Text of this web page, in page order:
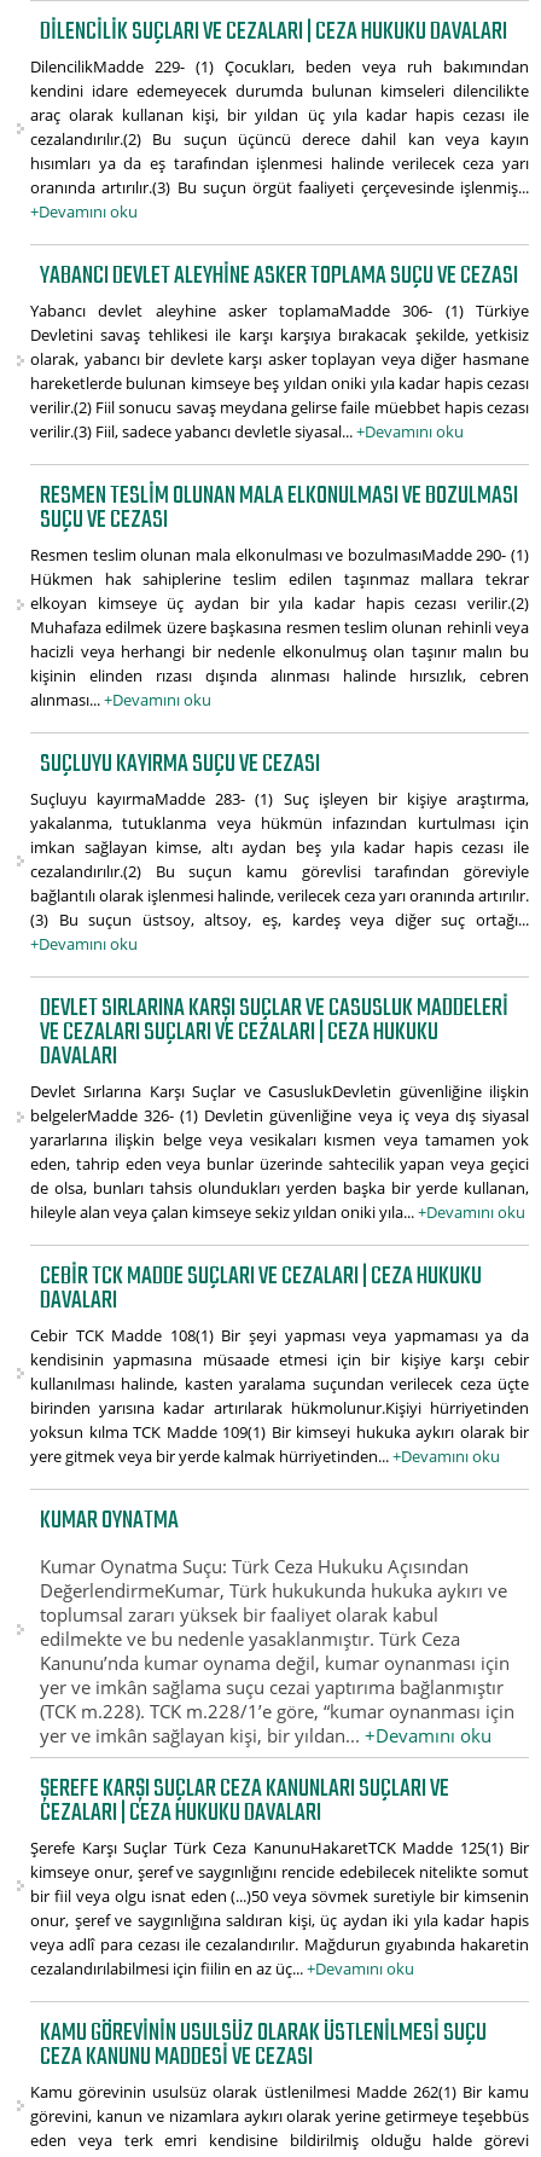
DILENCILIK SUÇLARI VE CEZALARI | CEZA HUKUKU DAVALARI
DilencilikMadde 229- (1) Çocukları, beden veya ruh bakımından
kendini idare edemeyecek durumda bulunan kimseleri dilencilikte
araç olarak kullanan kişi, bir yıldan üç yıla kadar hapis cezası ile
cezalandırılır.(2) Bu suçun üçüncü derece dahil kan veya kayın
hısımları ya da eş tarafından işlenmesi halinde verilecek ceza yarı
oranında artırılır.(3) Bu suçun örgüt faaliyeti çerçevesinde işlenmiş...
+Devamını oku
YABANCI DEVLET ALEYHINE ASKER TOPLAMA SUÇU VE CEZASI
Yabancı devlet aleyhine asker toplamaMadde 306- (1) Türkiye
Devletini savaş tehlikesi ile karşı karşıya bırakacak şekilde, yetkisiz
olarak, yabancı bir devlete karşı asker toplayan veya diğer hasmane
hareketlerde bulunan kimseye beş yıldan oniki yıla kadar hapis cezası
verilir.(2) Fiil sonucu savaş meydana gelirse faile müebbet hapis cezası
verilir.(3) Fiil, sadece yabancı devletle siyasal...+Devamını oku
RESMEN TESLIM OLUNAN MALA ELKONULMASI VE BOZULMASI
SUÇU VE CEZASI
Resmen teslim olunan mala elkonulması ve bozulmasıMadde 290- (1)
Hükmen hak sahiplerine teslim edilen taşınmaz mallara tekrar
elkoyan kimseye üç aydan bir yıla kadar hapis cezası verilir.(2)
Muhafaza edilmek üzere başkasına resmen teslim olunan rehinli veya
hacizli veya herhangi bir nedenle elkonulmuş olan taşınır malın bu
kişinin elinden rızası dışında alınması halinde hırsızlık, cebren
alınması...+Devamını oku
SUÇLUYU KAYIRMA SUÇU VE CEZASI
Suçluyu kayırmaMadde 283- (1) Suç işleyen bir kişiye araştırma,
yakalanma, tutuklanma veya hükmün infazından kurtulması için
imkan sağlayan kimse, altı aydan beş yıla kadar hapis cezası ile
cezalandırılır.(2) Bu suçun kamu görevlisi tarafından göreviyle
bağlantılı olarak işlenmesi halinde, verilecek ceza yarı oranında artırılır.
(3) Bu suçun üstsoy, altsoy, eş, kardeş veya diğer suç ortağı...
+Devamını oku
DEVLET SIRLARINA KARŞI SUÇLAR VE CASUSLUK MADDELERI
VE CEZALARI SUÇLARI VE CEZALARI | CEZA HUKUKU
DAVALARI
Devlet Sırlarına Karşı Suçlar ve CasuslukDevletin güvenliğine ilişkin
belgelerMadde 326- (1) Devletin güvenliğine veya iç veya dış siyasal
yararlarına ilişkin belge veya vesikaları kısmen veya tamamen yok
eden, tahrip eden veya bunlar üzerinde sahtecilik yapan veya geçici
de olsa, bunları tahsis olundukları yerden başka bir yerde kullanan,
hileyle alan veya çalan kimseye sekiz yıldan oniki yıla...+Devamını oku
CEBIR TCK MADDE SUÇLARI VE CEZALARI | CEZA HUKUKU
DAVALARI
Cebir TCK Madde 108(1) Bir şeyi yapması veya yapmaması ya da
kendisinin yapmasına müsaade etmesi için bir kişiye karşı cebir
kullanılması halinde, kasten yaralama suçundan verilecek ceza üçte
birinden yarısına kadar artırılarak hükmolunur.Kişiyi hürriyetinden
yoksun kılma TCK Madde 109(1) Bir kimseyi hukuka aykırı olarak bir
yere gitmek veya bir yerde kalmak hürriyetinden...+Devamını oku
KUMAR OYNATMA
Kumar Oynatma Suçu: Türk Ceza Hukuku Açısından
DeğerlendirmeKumar, Türk hukukunda hukuka aykırı ve
toplumsal zararı yüksek bir faaliyet olarak kabul
edilmekte ve bu nedenle yasaklanmıştır. Türk Ceza
Kanunu’nda kumar oynama değil, kumar oynanması için
yer ve imkân sağlama suçu cezai yaptırıma bağlanmıştır
(TCK m.228). TCK m.228/1’e göre, “kumar oynanması için
yer ve imkân sağlayan kişi, bir yıldan...+Devamını oku
ŞEREFE KARŞI SUÇLAR CEZA KANUNLARI SUÇLARI VE
CEZALARI | CEZA HUKUKU DAVALARI
Şerefe Karşı Suçlar Türk Ceza KanunuHakaretTCK Madde 125(1) Bir
kimseye onur, şeref ve saygınlığını rencide edebilecek nitelikte somut
bir fiil veya olgu isnat eden (...)50 veya sövmek suretiyle bir kimsenin
onur, şeref ve saygınlığına saldıran kişi, üç aydan iki yıla kadar hapis
veya adlî para cezası ile cezalandırılır. Mağdurun gıyabında hakaretin
cezalandırılabilmesi için fiilin en az üç...+Devamını oku
KAMU GÖREVININ USULSÜZ OLARAK ÜSTLENILMESI SUÇU
CEZA KANUNU MADDESI VE CEZASI
Kamu görevinin usulsüz olarak üstlenilmesi Madde 262(1) Bir kamu
görevini, kanun ve nizamlara aykırı olarak yerine getirmeye teşebbüs
eden veya terk emri kendisine bildirilmiş olduğu halde görevi